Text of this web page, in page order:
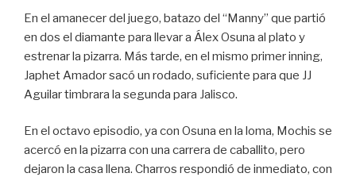
En el amanecer del juego, batazo del “Manny” que partió
en dos el diamante para llevar a Álex Osuna al plato y
estrenar la pizarra. Más tarde, en el mismo primer inning,
Japhet Amador sacó un rodado, suficiente para que JJ
Aguilar timbrara la segunda para Jalisco.
En el octavo episodio, ya con Osuna en la loma, Mochis se
acercó en la pizarra con una carrera de caballito, pero
dejaron la casa llena. Charros respondió de inmediato, con